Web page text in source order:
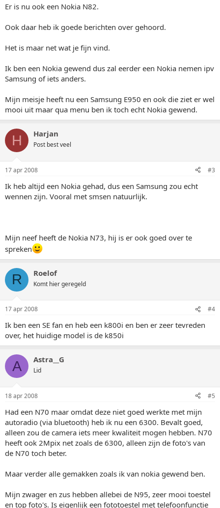
Er is nu ook een Nokia N82.
Ook daar heb ik goede berichten over gehoord.
Het is maar net wat je fijn vind.
Ik ben een Nokia gewend dus zal eerder een Nokia nemen ipv
Samsung of iets anders.
Mijn meisje heeft nu een Samsung E950 en ook die ziet er wel
mooi uit maar qua menu ben ik toch echt Nokia gewend.
H Harjan
Post best veel
17 apr 2008 #3
Ik heb altijd een Nokia gehad, dus een Samsung zou echt
wennen zijn. Vooral met smsen natuurlijk.
Mijn neef heeft de Nokia N73, hij is er ook goed over te
spreken
R Roelof
Komt hier geregeld
17 apr 2008 #4
Ik ben een SE fan en heb een k800i en ben er zeer tevreden
over, het huidige model is de k850i
A Astra__G
Lid
18 apr 2008 #5
Had een N70 maar omdat deze niet goed werkte met mijn
autoradio (via bluetooth) heb ik nu een 6300. Bevalt goed,
alleen zou de camera iets meer kwaliteit mogen hebben. N70
heeft ook 2Mpix net zoals de 6300, alleen zijn de foto's van
de N70 toch beter.
Maar verder alle gemakken zoals ik van nokia gewend ben.
Mijn zwager en zus hebben allebei de N95, zeer mooi toestel
en top foto's. Is eigenlijk een fototoestel met telefoonfunctie